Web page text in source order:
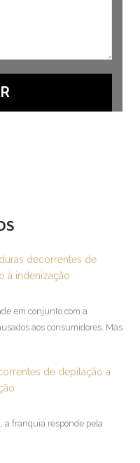
decorrentes de
à indenização
em conjunto com a
aos consumidores. Mas
de depilação a
a franquia responde pela